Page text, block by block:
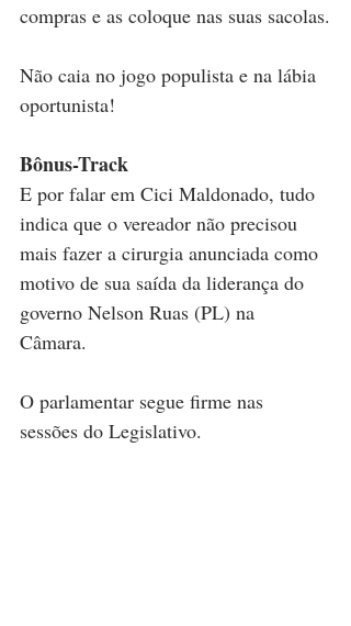
compras e as coloque nas suas sacolas.
Não caia no jogo populista e na lábia
oportunista!
Bônus-Track
E por falar em Cici Maldonado, tudo
indica que o vereador não precisou
mais fazer a cirurgia anunciada como
motivo de sua saída da liderança do
governo Nelson Ruas (PL) na
Câmara.
O parlamentar segue firme nas
sessões do Legislativo.